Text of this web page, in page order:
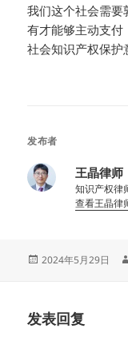
我们这个社会需要
有才能够主动支付
社会知识产权保护
发布者
王晶律师
知识产权律
查看王晶律
发
2024年5月29日
发表回复